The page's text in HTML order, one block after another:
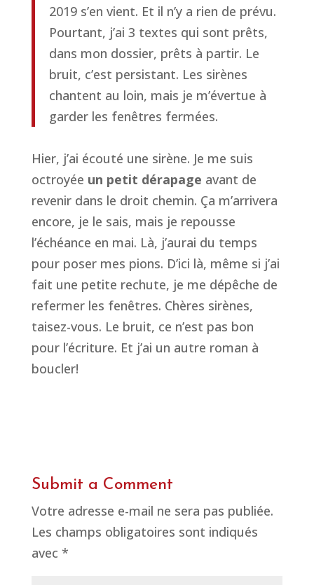
2019 s’en vient. Et il n’y a rien de prévu.
Pourtant, j’ai 3 textes qui sont prêts,
dans mon dossier, prêts à partir. Le
bruit, c’est persistant. Les sirènes
chantent au loin, mais je m’évertue à
garder les fenêtres fermées.
Hier, j’ai écouté une sirène. Je me suis
octroyée un petit dérapage avant de
revenir dans le droit chemin. Ça m’arrivera
encore, je le sais, mais je repousse
l’échéance en mai. Là, j’aurai du temps
pour poser mes pions. D’ici là, même si j’ai
fait une petite rechute, je me dépêche de
refermer les fenêtres. Chères sirènes,
taisez-vous. Le bruit, ce n’est pas bon
pour l’écriture. Et j’ai un autre roman à
boucler!
Submit a Comment
Votre adresse e-mail ne sera pas publiée.
Les champs obligatoires sont indiqués
avec *